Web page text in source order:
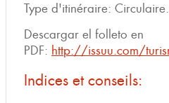
Type d'itinéraire: Circulaire.
Descargar el folleto en
PDF: http://issuu.com/
Indices et conseils: